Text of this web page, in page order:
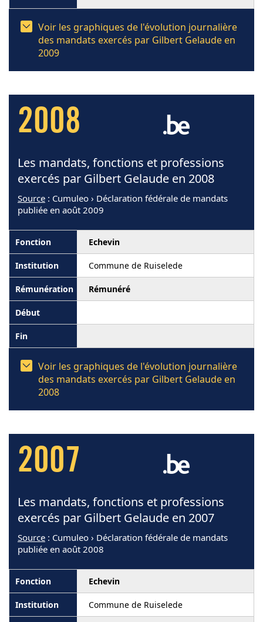
Voir les graphiques de l'évolution journalière
des mandats exercés par Gilbert Gelaude en
2009
2008
Les mandats, fonctions et professions
exercés par Gilbert Gelaude en 2008
Source : Cumuleo › Déclaration fédérale de mandats
publiée en août 2009
Echevin
Commune de Ruiselede
Rémunéré
Voir les graphiques de l'évolution journalière
des mandats exercés par Gilbert Gelaude en
2008
2007
Les mandats, fonctions et professions
exercés par Gilbert Gelaude en 2007
Source : Cumuleo › Déclaration fédérale de mandats
publiée en août 2008
Echevin
Commune de Ruiselede